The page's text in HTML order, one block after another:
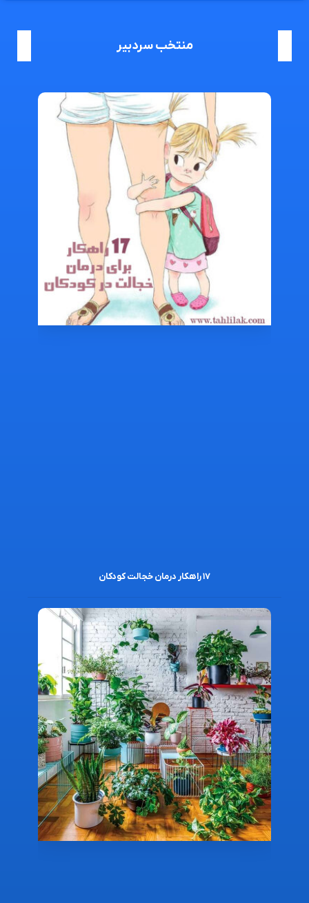
منتخب سردبیر
۱۷ راهکار درمان خجالت کودکان